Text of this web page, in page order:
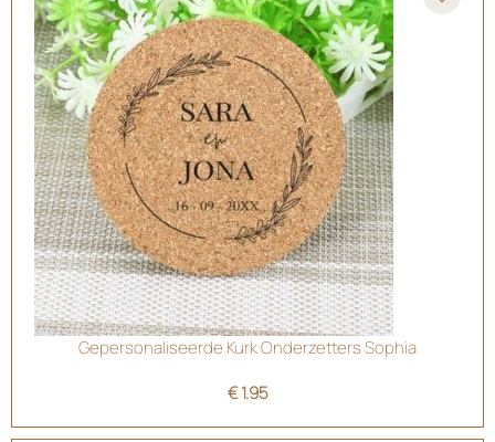
Gepersonaliseerde Kurk Onderzetters Sophia
€1.95